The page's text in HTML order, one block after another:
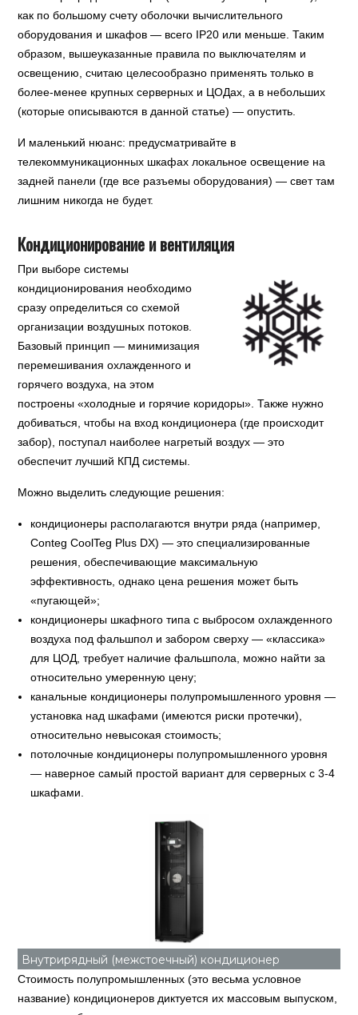
как по большому счету оболочки вычислительного
оборудования и шкафов — всего IP20 или меньше. Таким
образом, вышеуказанные правила по выключателям и
освещению, считаю целесообразно применять только в
более-менее крупных серверных и ЦОДах, а в небольших
(которые описываются в данной статье) — опустить.
И маленький нюанс: предусматривайте в
телекоммуникационных шкафах локальное освещение на
задней панели (где все разъемы оборудования) — свет там
лишним никогда не будет.
Кондиционирование и вентиляция
При выборе системы
кондиционирования необходимо
сразу определиться со схемой
организации воздушных потоков.
Базовый принцип — минимизация
перемешивания охлажденного и
горячего воздуха, на этом
построены «холодные и горячие коридоры». Также нужно
добиваться, чтобы на вход кондиционера (где происходит
забор), поступал наиболее нагретый воздух — это
обеспечит лучший КПД системы.
Можно выделить следующие решения:
кондиционеры располагаются внутри ряда (например,
Conteg CoolTeg Plus DX) — это специализированные
решения, обеспечивающие максимальную
эффективность, однако цена решения может быть
«пугающей»;
кондиционеры шкафного типа с выбросом охлажденного
воздуха под фальшпол и забором сверху — «классика»
для ЦОД, требует наличие фальшпола, можно найти за
относительно умеренную цену;
канальные кондиционеры полупромышленного уровня —
установка над шкафами (имеются риски протечки),
относительно невысокая стоимость;
потолочные кондиционеры полупромышленного уровня
— наверное самый простой вариант для серверных с 3-4
шкафами.
Внутрирядный (межстоечный) кондиционер
Стоимость полупромышленных (это весьма условное
название) кондиционеров диктуется их массовым выпуском,